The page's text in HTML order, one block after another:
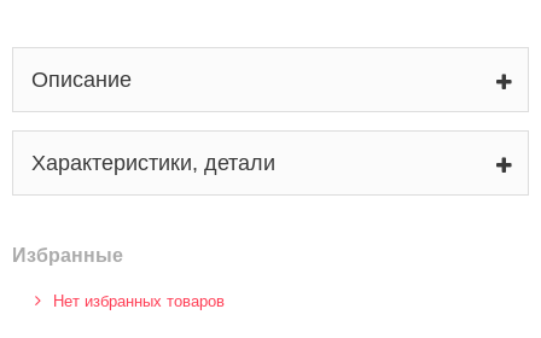
Описание
Характеристики, детали
Избранные
Нет избранных товаров